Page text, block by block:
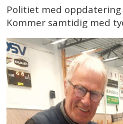
Politiet med
Kommer samtidig med